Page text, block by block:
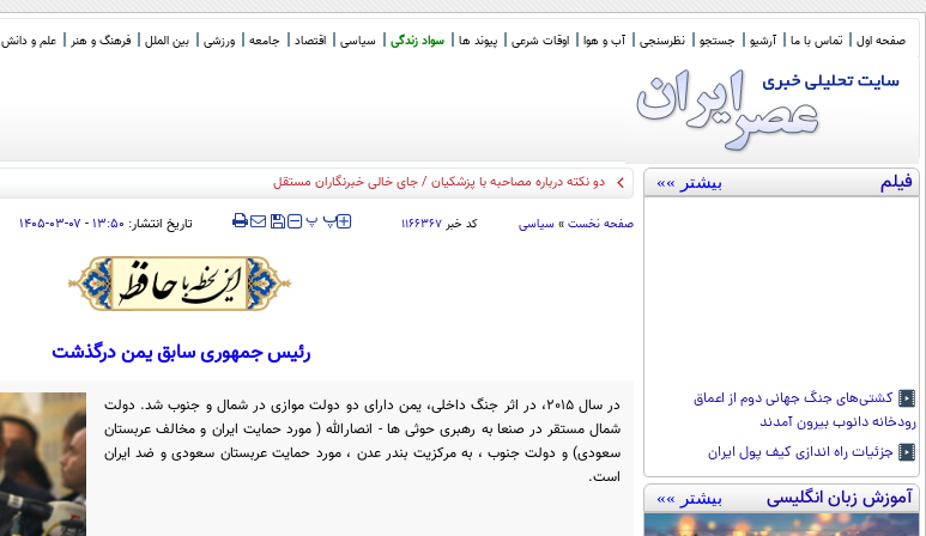
صفحه اول تماس با ما آرشیو جستجو نظرسنجی آب و هوا اوقات شرعی پیوند ها سواد زندگی سیاسی اقتصاد جامعه ورزشی بین الملل فرهنگ و هنر علم و دانش
فیلم بیشتر »»
کشتی‌های جنگ جهانی دوم از اعماق
رودخانه دانوب بیرون آمدند
جزئیات راه اندازی کیف پول ایران
آموزش زبان انگلیسی بیشتر »»
دو نکته درباره مصاحبه با پزشکیان / جای خالی خبرنگاران مستقل
صفحه نخست » سیاسی کد خبر ۱۱۶۶۳۶۷ ‍‍‍ پ پ تاریخ انتشار: ۱۳:۵۰ - ۰۷-۰۳-۱۴۰۵
رئیس جمهوری سابق یمن درگذشت
در سال 2015، در اثر جنگ داخلی، یمن دارای دو دولت موازی در شمال و جنوب شد. دولت
شمال مستقر در صنعا به رهبری حوثی ها - انصارالله ( مورد حمایت ایران و مخالف عربستان
سعودی) و دولت جنوب ، به مرکزیت بندر عدن ، مورد حمایت عربستان سعودی و ضد ایران
است.